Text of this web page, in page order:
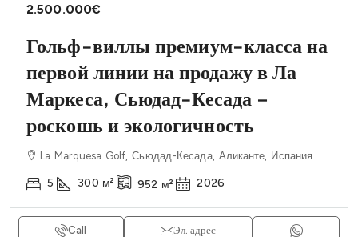
2.500.000€
Гольф-виллы премиум-класса на
первой линии на продажу в Ла
Маркеса, Сьюдад-Кесада –
роскошь и экологичность
La Marquesa Golf, Сьюдад-Кесада, Аликанте, Испания
5 300 м² 952 м² 2026
Call Эл. адрес